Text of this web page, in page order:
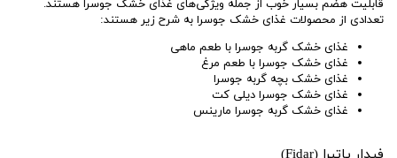
قابلیت هضم بسیار خوب از جمله ویژگی‌های غذای خشک جوسرا هستند.
تعدادی از محصولات غذای خشک جوسرا به شرح زیر هستند:
غذای خشک گربه جوسرا با طعم ماهی
غذای خشک جوسرا با طعم مرغ
غذای خشک بچه گربه جوسرا
غذای خشک جوسرا دیلی کت
غذای خشک گربه جوسرا مارینس
فیدار پاتیرا (Fidar)